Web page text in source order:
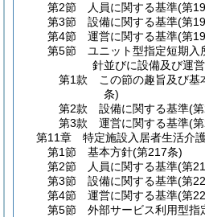
第2節
人員に関する基準(第
第3節
設備に関する基準(第
第4節
運営に関する基準(第
第5節
ユニット型指定短期入
針並びに設備及び運
第1款
この節の趣旨及び基
条)
第2款
設備に関する基準(
第3款
運営に関する基準(
第11章
特定施設入居者生活介
第1節
基本方針(第217条)
第2節
人員に関する基準(第
第3節
設備に関する基準(第
第4節
運営に関する基準(第
第5節
外部サービス利用型指